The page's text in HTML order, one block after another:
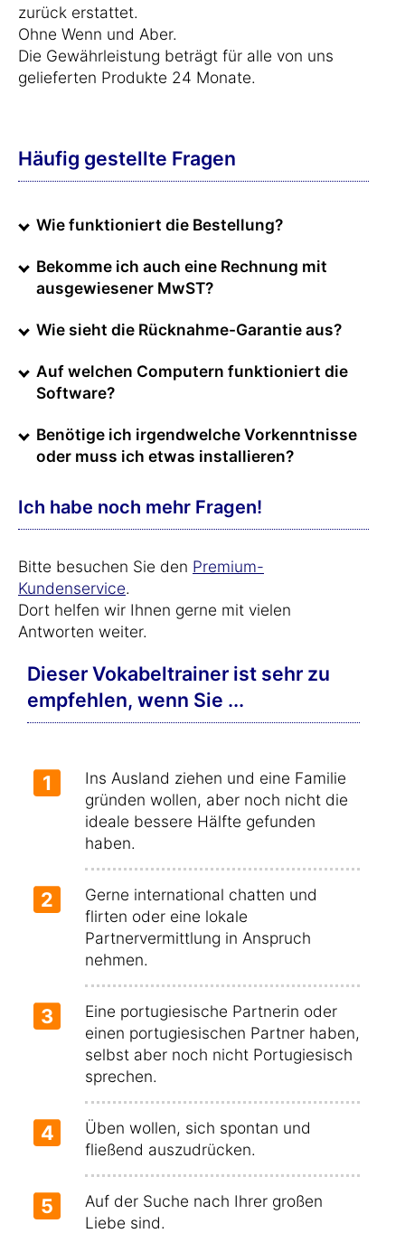
zurück erstattet.
Ohne Wenn und Aber.
Die Gewährleistung beträgt für alle von uns
gelieferten Produkte 24 Monate.
Häufig gestellte Fragen
Wie funktioniert die Bestellung?
Bekomme ich auch eine Rechnung mit
ausgewiesener MwST?
Wie sieht die Rücknahme-Garantie aus?
Auf welchen Computern funktioniert die
Software?
Benötige ich irgendwelche Vorkenntnisse
oder muss ich etwas installieren?
Ich habe noch mehr Fragen!
Bitte besuchen Sie den Premium-
Kundenservice.
Dort helfen wir Ihnen gerne mit vielen
Antworten weiter.
Dieser Vokabeltrainer ist sehr zu
empfehlen, wenn Sie ...
1
Ins Ausland ziehen und eine Familie
gründen wollen, aber noch nicht die
ideale bessere Hälfte gefunden
haben.
2
Gerne international chatten und
flirten oder eine lokale
Partnervermittlung in Anspruch
nehmen.
3
Eine portugiesische Partnerin oder
einen portugiesischen Partner haben,
selbst aber noch nicht Portugiesisch
sprechen.
4
Üben wollen, sich spontan und
fließend auszudrücken.
5
Auf der Suche nach Ihrer großen
Liebe sind.